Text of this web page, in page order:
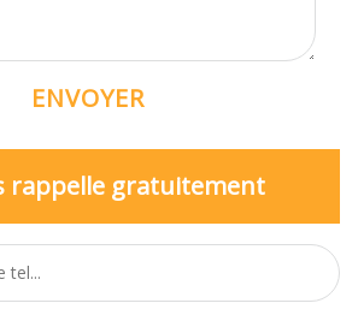
rappelle gratuitement